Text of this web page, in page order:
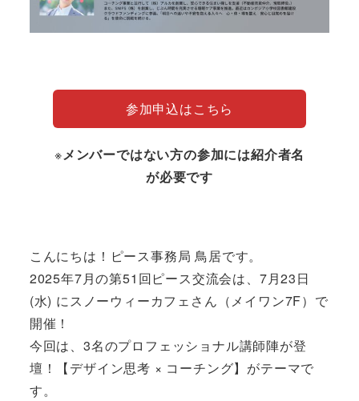
参加申込はこちら
※メンバーではない方の参加には紹介者名
が必要です
こんにちは！ピース事務局 鳥居です。
2025年7月の第51回ピース交流会は、7月23日
(水) にスノーウィーカフェさん（メイワン7F）で
開催！
今回は、3名のプロフェッショナル講師陣が登
壇！【デザイン思考 × コーチング】がテーマで
す。